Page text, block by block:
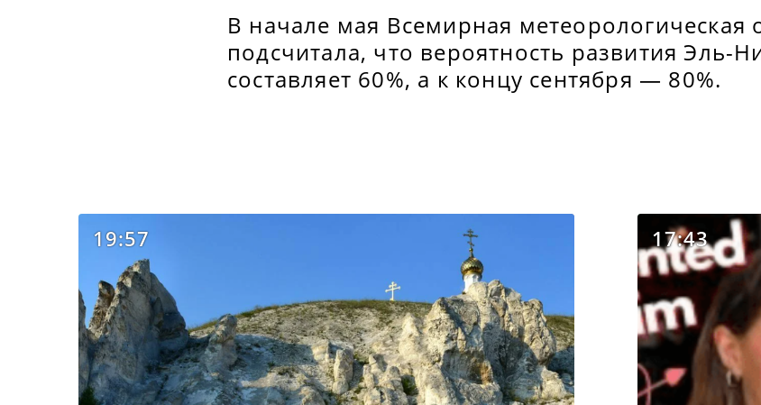
В начале мая Всемирная
подсчитала, что вероятность развития Эль-
составляет 60%, а к концу сентября — 80%.
19:57 17:43